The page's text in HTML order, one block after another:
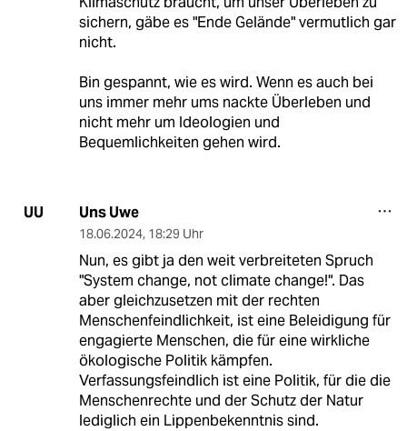
sichern, gäbe es "Ende Gelände" vermutlich gar
nicht.
Bin gespannt, wie es wird. Wenn es auch bei
uns immer mehr ums nackte Überleben und
nicht mehr um Ideologien und
Bequemlichkeiten gehen wird.
UU Uns Uwe
18.06.2024, 18:29 Uhr
Nun, es gibt ja den weit verbreiteten Spruch
"System change, not climate change!". Das
aber gleichzusetzen mit der rechten
Menschenfeindlichkeit, ist eine Beleidigung für
engagierte Menschen, die für eine wirkliche
ökologische Politik kämpfen.
Verfassungsfeindlich ist eine Politik, für die die
Menschenrechte und der Schutz der Natur
lediglich ein Lippenbekenntnis sind.